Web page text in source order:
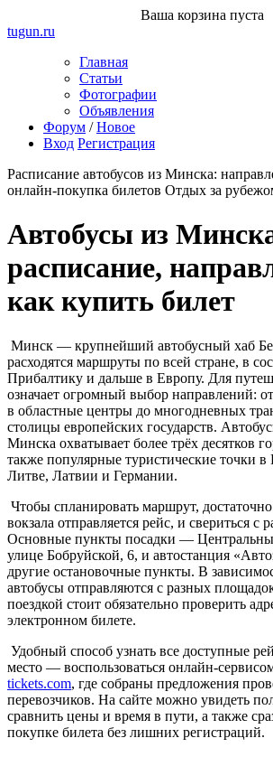
Ваша корзина пуста
tugun.ru
Главная
Статьи
Фотографии
Объявления
Форум /Новое
Вход Регистрация
Расписание автобусов из Минска:
онлайн-покупка билетов Отдых за
Автобусы из
расписание,
как купить билет
Минск — крупнейший автобусный хаб
расходятся маршруты по всей стране, в
Прибалтику и дальше в Европу. Для
означает огромный выбор направлений:
в областные центры до многодневных
столицы европейских государств.
Минска охватывает более трёх десятков
также популярные туристические точки
Литве, Латвии и Германии.
Чтобы спланировать маршрут, достаточно
вокзала отправляется рейс, и свериться с
Основные пункты посадки —
улице Бобруйской, 6, и автостанция
другие остановочные пункты. В
автобусы отправляются с разных
поездкой стоит обязательно проверить
электронном билете.
Удобный способ узнать все доступные
место — воспользоваться онлайн-
tickets.com, где собраны предложения
перевозчиков. На сайте можно увидеть
сравнить цены и время в пути, а также
покупке билета без лишних регистраций.